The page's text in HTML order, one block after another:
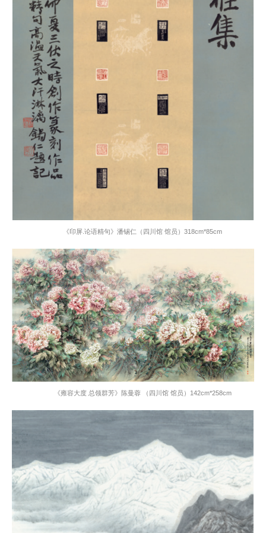
《印屏.论语精句》潘锡仁（四川馆 馆员） 318cm*85cm
《雍容大度 总领群芳》陈曼蓉 （四川馆 馆员） 142cm*258cm